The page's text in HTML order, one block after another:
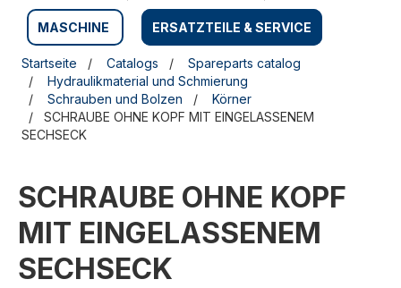
MASCHINE ERSATZTEILE & SERVICE
Startseite Catalogs
Spareparts catalog
Hydraulikmaterial und Schmierung
Schrauben und Bolzen
Körner
SCHRAUBE OHNE KOPF MIT EINGELASSENEM
SECHSECK
SCHRAUBE OHNE KOPF
MIT EINGELASSENEM
SECHSECK